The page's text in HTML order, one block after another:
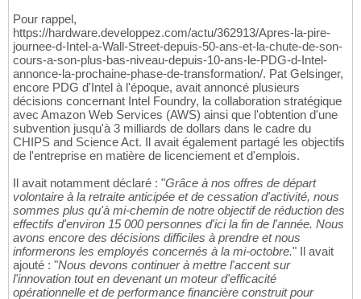
Pour rappel,
https://hardware.developpez.com/actu/362913/Apres-la-pire-
journee-d-Intel-a-Wall-Street-depuis-50-ans-et-la-chute-de-son-
cours-a-son-plus-bas-niveau-depuis-10-ans-le-PDG-d-Intel-
annonce-la-prochaine-phase-de-transformation/. Pat Gelsinger,
encore PDG d'Intel à l'époque, avait annoncé plusieurs
décisions concernant Intel Foundry, la collaboration stratégique
avec Amazon Web Services (AWS) ainsi que l'obtention d'une
subvention jusqu'à 3 milliards de dollars dans le cadre du
CHIPS and Science Act. Il avait également partagé les objectifs
de l'entreprise en matière de licenciement et d'emplois.
Il avait notamment déclaré : "Grâce à nos offres de départ
volontaire à la retraite anticipée et de cessation d'activité, nous
sommes plus qu'à mi-chemin de notre objectif de réduction des
effectifs d'environ 15 000 personnes d'ici la fin de l'année. Nous
avons encore des décisions difficiles à prendre et nous
informerons les employés concernés à la mi-octobre." Il avait
ajouté : "Nous devons continuer à mettre l'accent sur
l'innovation tout en devenant un moteur d'efficacité
opérationnelle et de performance financière construit pour